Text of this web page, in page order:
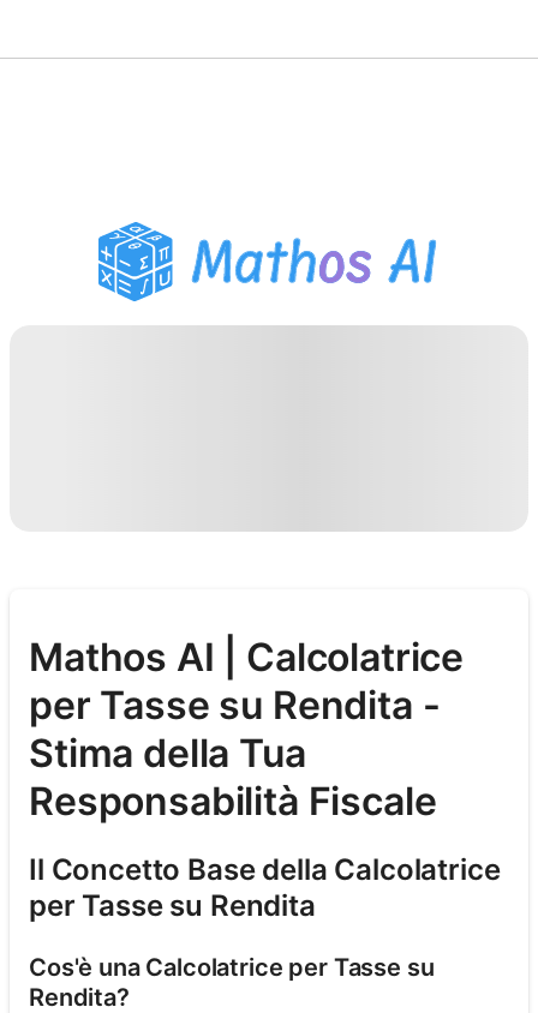
Assistente Compiti PDF
Strumenti di studio
Mathos AI | Calcolatrice
per Tasse su Rendita -
Stima della Tua
Responsabilità Fiscale
Il Concetto Base della Calcolatrice
per Tasse su Rendita
Cos'è una Calcolatrice per Tasse su
Rendita?